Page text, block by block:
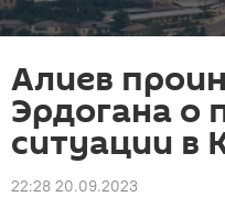
Алиев
Эрдогана о
ситуации в
22:28 20.09.2023